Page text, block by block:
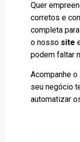
Quer
corretos e
completa
o nosso site
podem faltar
Acompanhe o
seu negócio
automatizar